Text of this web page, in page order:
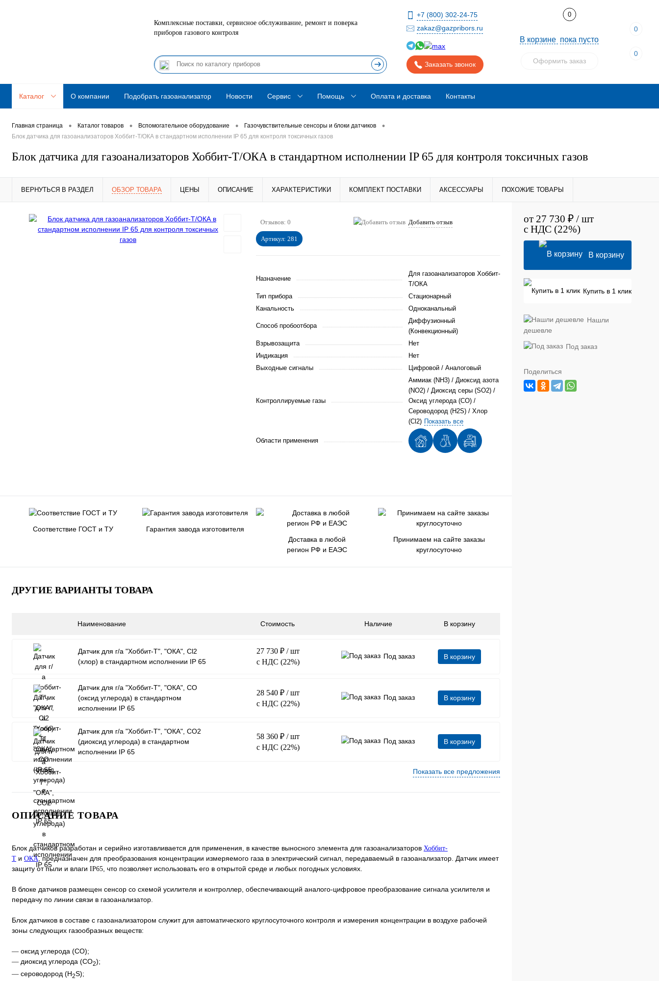
Комплексные поставки, сервисное обслуживание, ремонт и поверка
приборов газового контроля
+7 (800) 302-24-75
zakaz@gazpribors.ru
Заказать звонок
0
В корзине пока пусто
Оформить заказ
0
0
Каталог О компании Подобрать газоанализатор Новости Сервис Помощь Оплата и доставка Контакты
Главная страница • Каталог товаров • Вспомогательное оборудование • Газочувствительные сенсоры и блоки датчиков •
Блок датчика для газоанализаторов Хоббит-Т/ОКА в стандартном исполнении IP 65 для контроля токсичных газов
Блок датчика для газоанализаторов Хоббит-Т/ОКА в стандартном исполнении IP 65 для контроля токсичных газов
ВЕРНУТЬСЯ В РАЗДЕЛ ОБЗОР ТОВАРА ЦЕНЫ ОПИСАНИЕ ХАРАКТЕРИСТИКИ КОМПЛЕКТ ПОСТАВКИ АКСЕССУАРЫ ПОХОЖИЕ ТОВАРЫ
Отзывов: 0 Добавить отзыв
Артикул: 281
Назначение
Для газоанализаторов Хоббит-
Т/ОКА
Тип прибора
Стационарный
Канальность
Одноканальный
Способ пробоотбора
Диффузионный
(Конвекционный)
Взрывозащита
Нет
Индикация
Нет
Выходные сигналы
Цифровой / Аналоговый
Контроллируемые газы
Аммиак (NH3) / Диоксид азота
(NO2) / Диоксид серы (SO2) /
Оксид углерода (CO) /
Сероводород (H2S) / Хлор
(Cl2) Показать все
Области применения
Соответствие ГОСТ и ТУ
Гарантия завода изготовителя
Доставка в любой
регион РФ и ЕАЭС
Принимаем на сайте заказы
круглосуточно
ДРУГИЕ ВАРИАНТЫ ТОВАРА
Наименование Стоимость Наличие В корзину
Датчик для г/а "Хоббит-Т", "ОКА", Cl2
(хлор) в стандартном исполнении IP 65
27 730 ₽ / шт
с НДС (22%)
Под заказ В корзину
Датчик для г/а "Хоббит-Т", "ОКА", CO
(оксид углерода) в стандартном
исполнении IP 65
28 540 ₽ / шт
с НДС (22%)
Под заказ В корзину
Датчик для г/а "Хоббит-Т", "ОКА", CO2
(диоксид углерода) в стандартном
исполнении IP 65
58 360 ₽ / шт
с НДС (22%)
Под заказ В корзину
Показать все предложения
ОПИСАНИЕ ТОВАРА
Блок датчиков разработан и серийно изготавливается для применения, в качестве выносного элемента для газоанализаторов Хоббит-
Т и ОКА, предназначен для преобразования концентрации измеряемого газа в электрический сигнал, передаваемый в газоанализатор. Датчик имеет
защиту от пыли и влаги IP65 , что позволяет использовать его в открытой среде и любых погодных условиях.
В блоке датчиков размещен сенсор со схемой усилителя и контроллер, обеспечивающий аналого-цифровое преобразование сигнала усилителя и
передачу по линии связи в газоанализатор.
Блок датчиков в составе с газоанализатором служит для автоматического круглосуточного контроля и измерения концентрации в воздухе рабочей
зоны следующих газообразных веществ:
— оксид углерода (CO);
— диоксид углерода (СО2);
— сероводород (H2S);
от 27 730 ₽ / шт
с НДС (22%)
В корзину
Купить в 1 клик
Нашли
дешевле
Под заказ
Поделиться